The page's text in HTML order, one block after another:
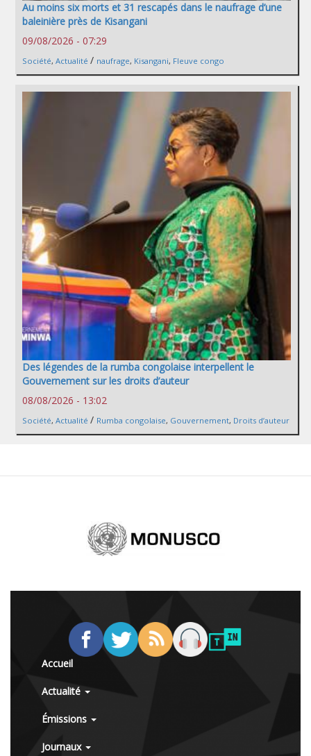
Au moins six morts et 31 rescapés dans le naufrage d’une
baleinière près de Kisangani
09/08/2026 - 07:29
Société, Actualité / naufrage, Kisangani, Fleuve congo
Des légendes de la rumba congolaise interpellent le
Gouvernement sur les droits d’auteur
08/08/2026 - 13:02
Société, Actualité / Rumba congolaise, Gouvernement, Droits d’auteur
Accueil
Actualité
Émissions
Journaux